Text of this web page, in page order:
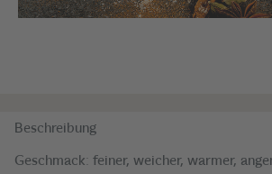
Beschreibung
Geschmack: feiner, weicher, warmer,